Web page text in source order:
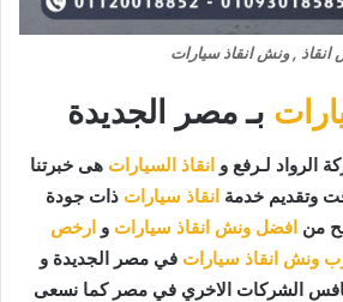
انقاذ , ونش انقاذ سيارات
بـ مصر الجديدة
الرواد لـرفع و انقاذ السيارات هى خبرتنا
وتقديم خدمة انقاذ سيارات ذات جودة
من افضل ونش انقاذ سيارات و ارخص
ونش انقاذ سيارات في مصر الجديدة و
الشركات الاخري في مصر كما نسعى